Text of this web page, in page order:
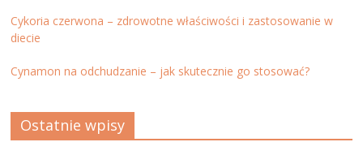
Cykoria czerwona – zdrowotne właściwości i zastosowanie w
diecie
Cynamon na odchudzanie – jak skutecznie go stosować?
Ostatnie wpisy